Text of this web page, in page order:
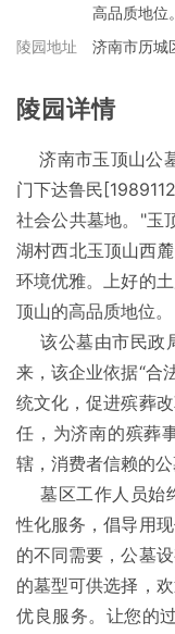
高品质地位。
陵园地址
济南市历城
陵园详情
济南市玉顶山公
门下达鲁民
社会公共墓地。"玉
湖村西北玉顶山西
环境优雅。上好的
顶山的高品质地位。
该公墓由市民政
来，该企业依据“合
统文化，促进殡葬
任，为济南的殡葬
辖，消费者信赖的公
墓区工作人员始
性化服务，倡导用
的不同需要，公墓
的墓型可供选择，
优良服务。让您的